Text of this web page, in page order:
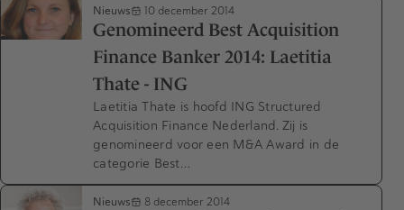
Nieuws 10 december 2014
Genomineerd Best Acquisition
Finance Banker 2014: Laetitia
Thate - ING
Laetitia Thate is hoofd ING Structured
Acquisition Finance Nederland. Zij is
genomineerd voor een M&A Award in de
categorie Best…
Nieuws 8 december 2014